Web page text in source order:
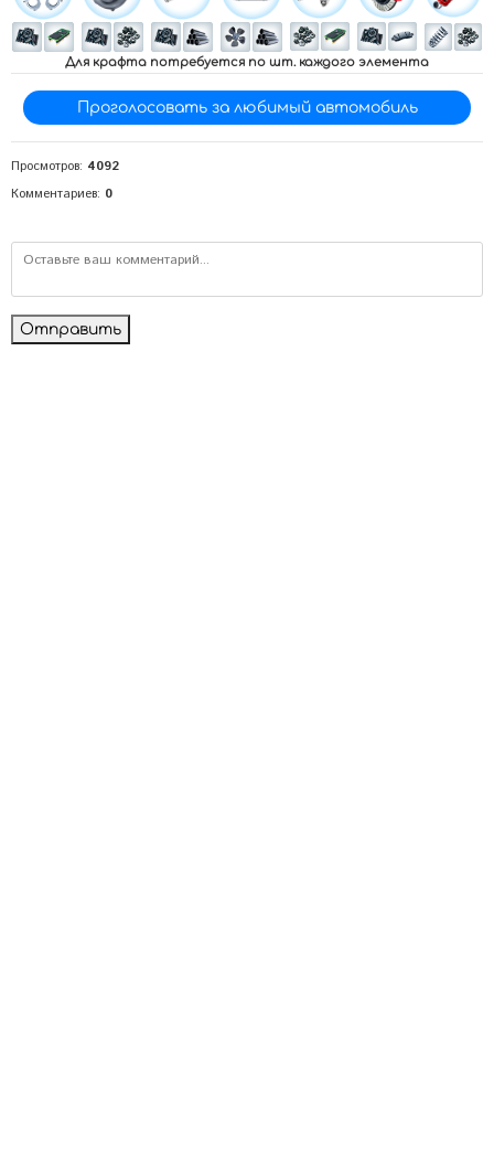
Для крафта потребуется по шт. каждого элемента
Проголосовать за любимый автомобиль
Просмотров: 4092
Комментариев: 0
Отправить